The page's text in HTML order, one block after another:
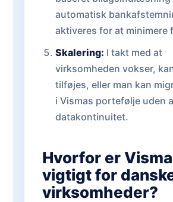
automatisk
aktiveres for at minimere
Skalering: I takt med at
virksomheden vokser,
tilføjes, eller man kan
i Vismas portefølje uden
datakontinuitet.
Hvorfor er Visma
vigtigt for
virksomheder?